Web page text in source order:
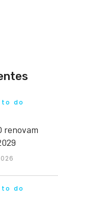
do
renovam
do